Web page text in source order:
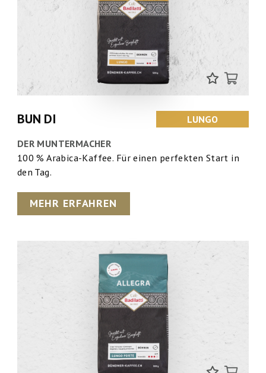
BUN DI LUNGO
DER MUNTERMACHER
100 % Arabica-Kaffee. Für einen perfekten Start in
den Tag.
MEHR ERFAHREN